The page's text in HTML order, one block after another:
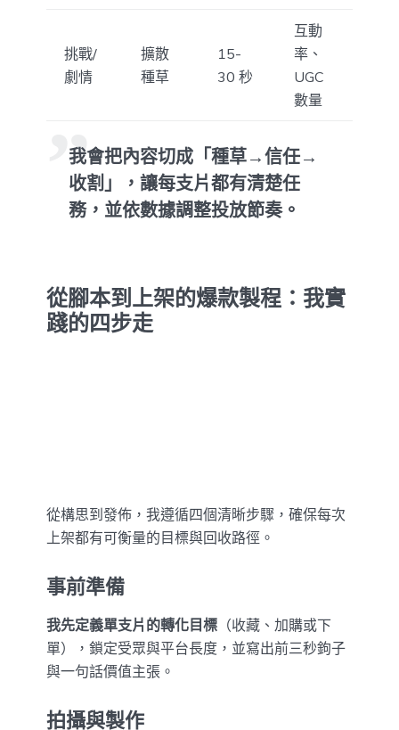
挑戰/
劇情
擴散
種草
15-
30 秒
互動
率、
UGC
數量
我會把內容切成「種草→信任→
收割」，讓每支片都有清楚任
務，並依數據調整投放節奏。
從腳本到上架的爆款製程：我實
踐的四步走
從構思到發佈，我遵循四個清晰步驟，確保每次
上架都有可衡量的目標與回收路徑。
事前準備
我先定義單支片的轉化目標 （收藏、加購或下
單），鎖定受眾與平台長度，並寫出前三秒鉤子
與一句話價值主張。
拍攝與製作